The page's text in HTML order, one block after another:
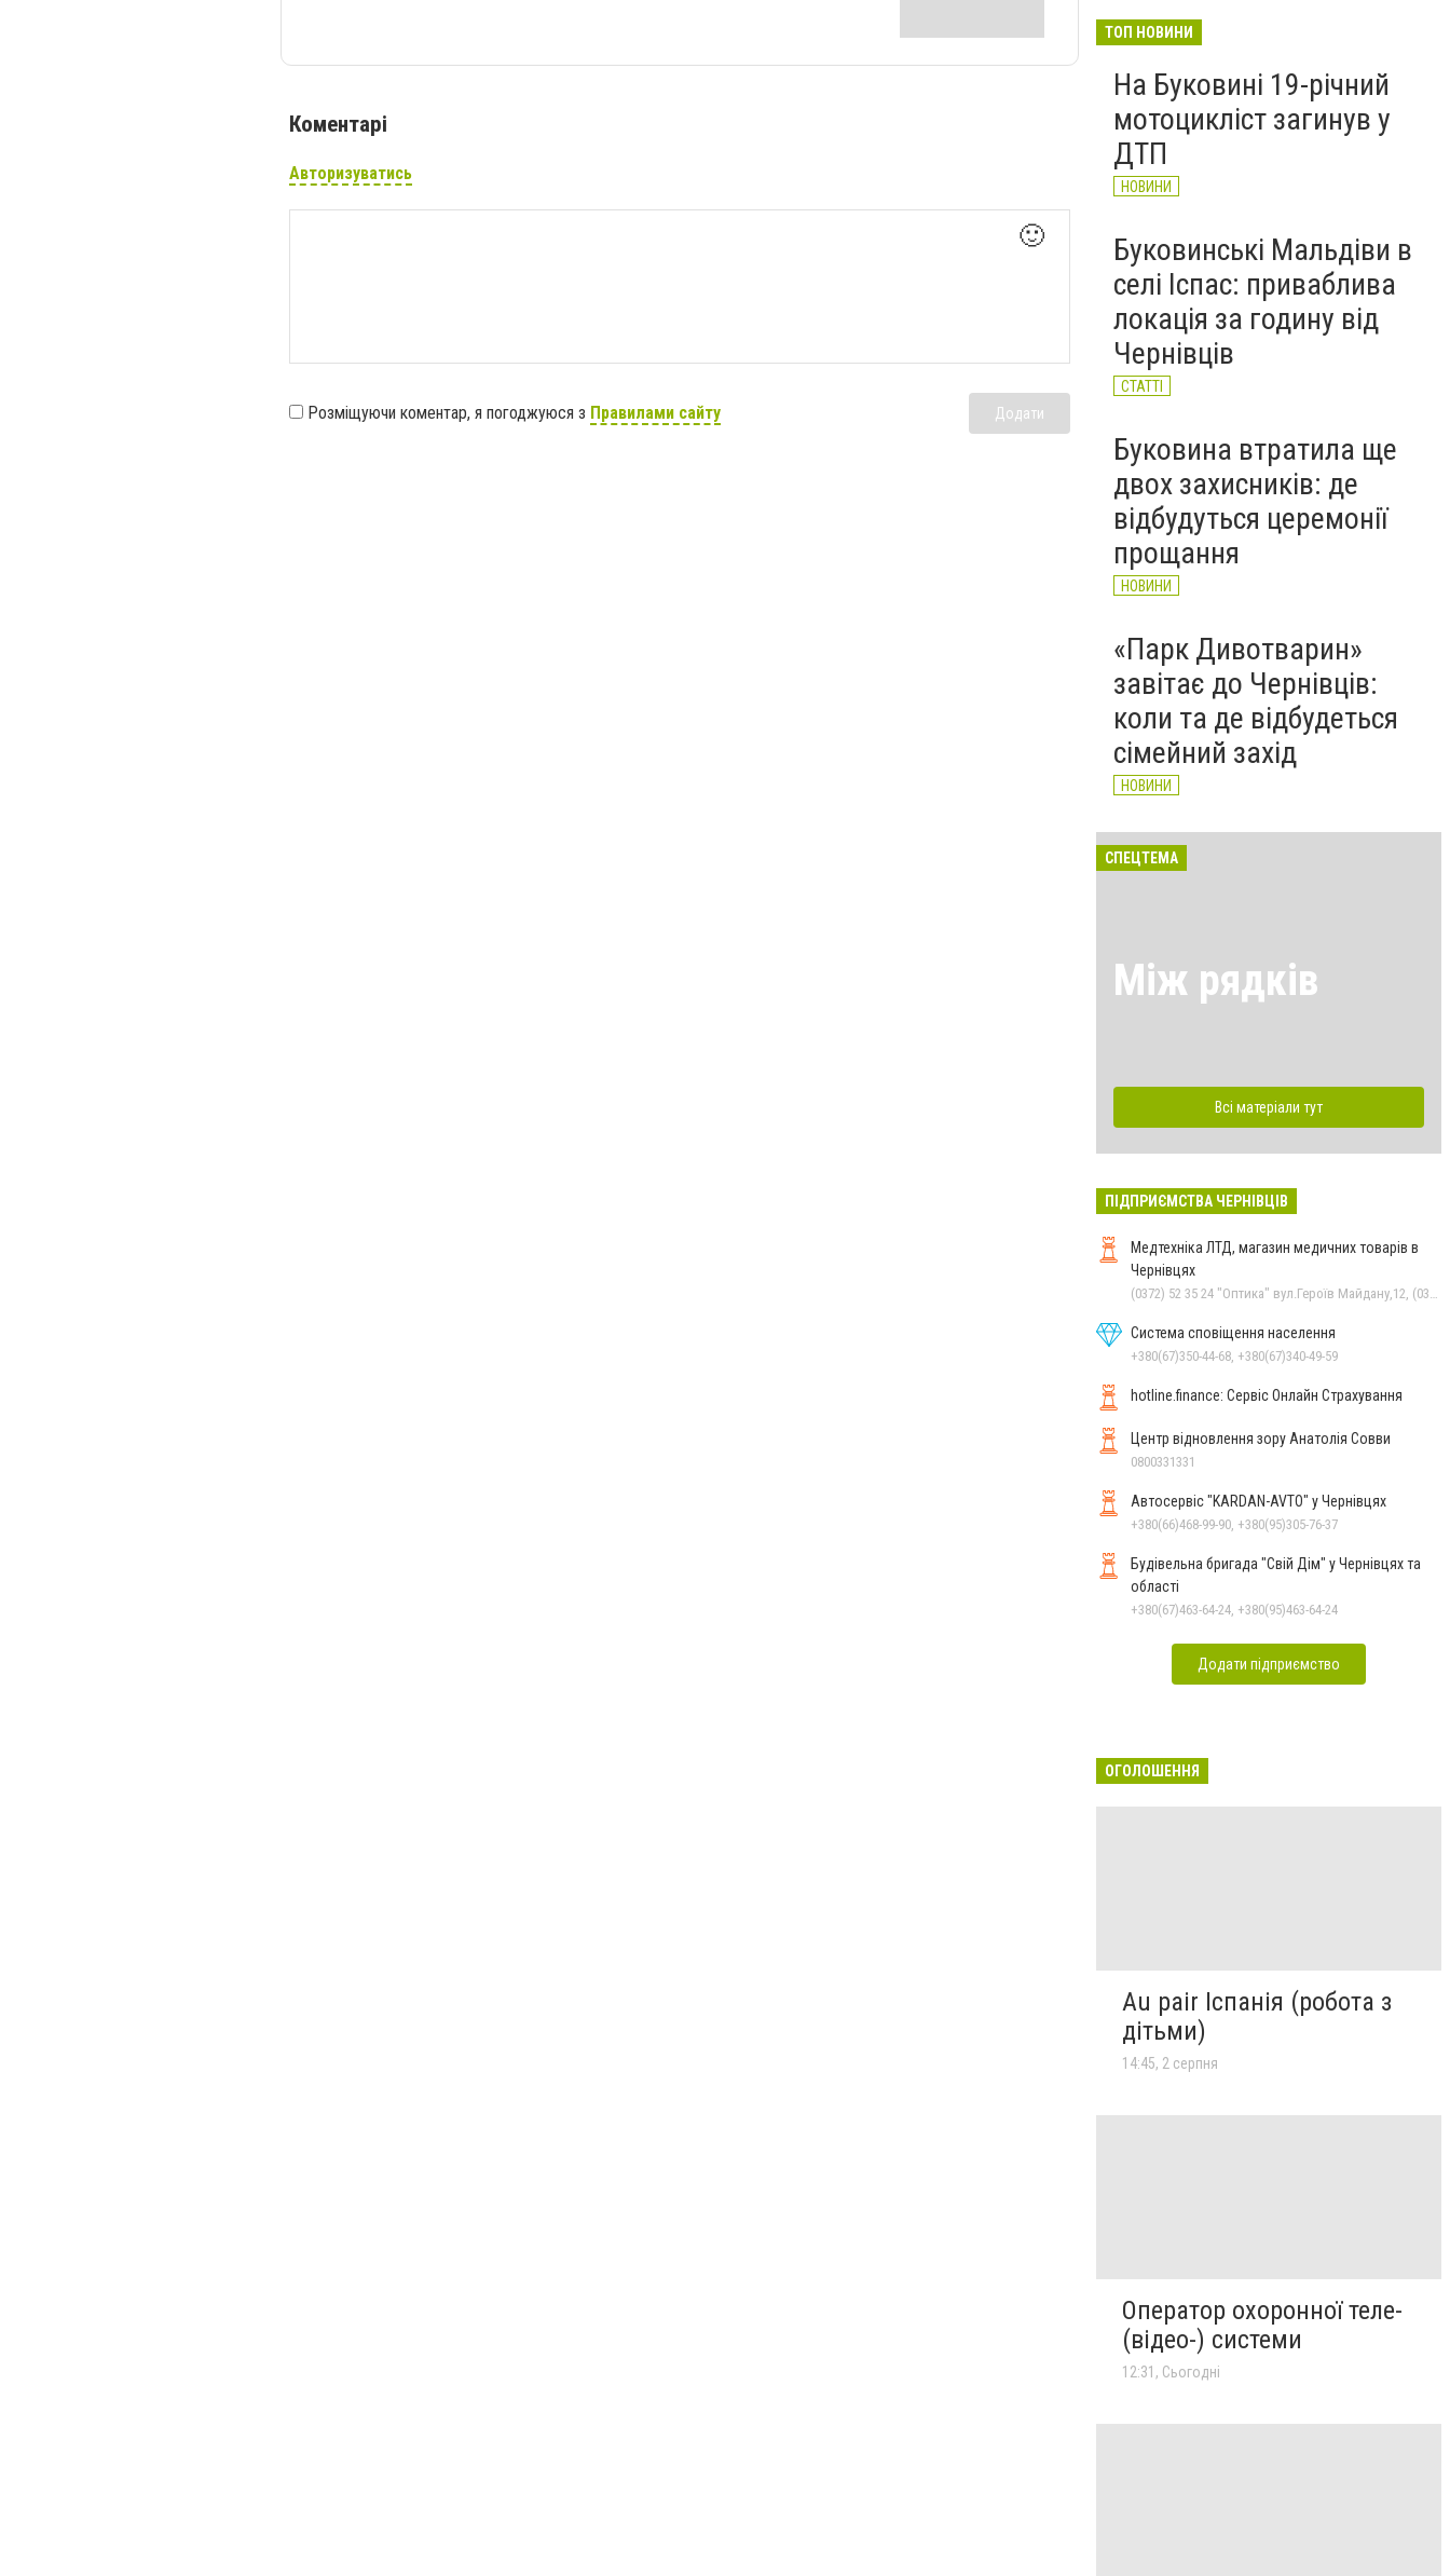
Коментарі
Авторизуватись
🙂
Розміщуючи коментар, я погоджуюся з Правилами сайту Додати
області обмежили рух
великовагового транспорту
НОВИНИ
ТОП НОВИНИ
На Буковині 19-річний
мотоцикліст загинув у
ДТП
НОВИНИ
Буковинські Мальдіви в
селі Іспас: приваблива
локація за годину від
Чернівців
СТАТТІ
Буковина втратила ще
двох захисників: де
відбудуться церемонії
прощання
НОВИНИ
«Парк Дивотварин»
завітає до Чернівців:
коли та де відбудеться
сімейний захід
НОВИНИ
СПЕЦТЕМА
Між рядків
Всі матеріали тут
ПІДПРИЄМСТВА ЧЕРНІВЦІВ
Медтехніка ЛТД, магазин медичних товарів в
Чернівцях
Система сповіщення населення
+380(67)350-44-68, +380(67)340-49-59
hotline.finance: Сервіс Онлайн Страхування
Центр відновлення зору Анатолія Совви
0800331331
Автосервіс "KARDAN-AVTO" у Чернівцях
+380(66)468-99-90, +380(95)305-76-37
Будівельна бригада "Свій Дім" у Чернівцях та
області
+380(67)463-64-24, +380(95)463-64-24
Додати підприємство
ОГОЛОШЕННЯ
Au pair Іспанія (робота з
дітьми)
14:45, 2 серпня
Оператор охоронної теле-
(відео-) системи
12:31, Сьогодні